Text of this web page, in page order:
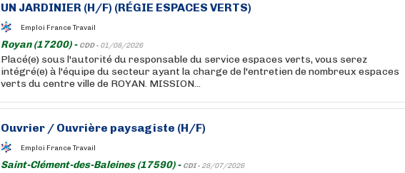
UN JARDINIER (H/F) (RÉGIE ESPACES VERTS)
Emploi France Travail
Royan (17200) - CDD - 01/08/2026
Placé(e) sous l'autorité du responsable du service espaces verts, vous serez
intégré(e) à l'équipe du secteur ayant la charge de l'entretien de nombreux espaces
verts du centre ville de ROYAN. MISSION...
Ouvrier / Ouvrière paysagiste (H/F)
Emploi France Travail
Saint-Clément-des-Baleines (17590) - CDI - 28/07/2026